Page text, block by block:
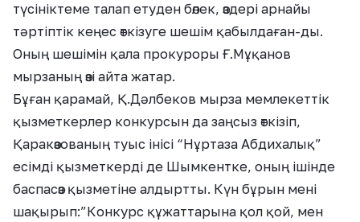
түсініктеме талап етуден бөлек, өздері арнайы
тәртіптік кеңес өткізуге шешім қабылдаған-ды.
Оның шешімін қала прокуроры Ғ.Мұқанов
мырзаның өзі айта жатар.
Бұған қарамай, Қ.Дәлбеков мырза мемлекеттік
қызметкерлер конкурсын да заңсыз өткізіп,
Қаракөзованың туыс інісі “Нұртаза Абдихалық”
есімді қызметкерді де Шымкентке, оның ішінде
баспасөз қызметіне алдыртты. Күн бұрын мені
шақырып:”Конкурс құжаттарына қол қой, мен